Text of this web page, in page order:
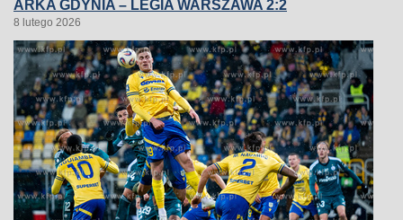
ARKA GDYNIA – LEGIA WARSZAWA 2:2
8 lutego 2026